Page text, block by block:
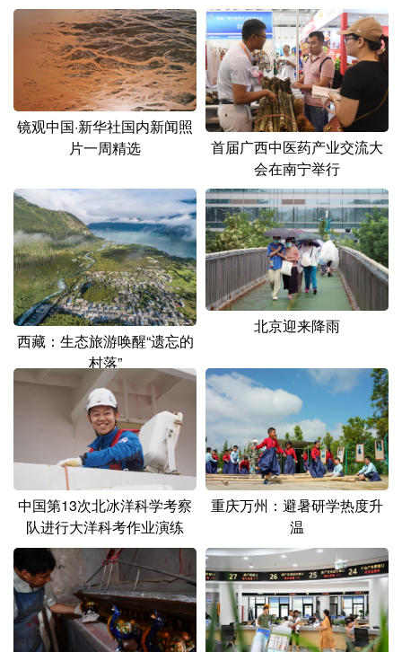
多语种频道
English Español Français عربى
Русский язык 日本語 한국어
Deutsch Português
镜观中国·新华社国内新闻照
片一周精选
首届广西中医药产业交流大
会在南宁举行
西藏：生态旅游唤醒“遗忘的
村落”
北京迎来降雨
中国第13次北冰洋科学考察
队进行大洋科考作业演练
重庆万州：避暑研学热度升
温